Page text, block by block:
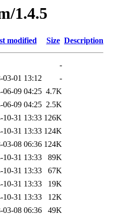
1.4.5
modified Size Description
-
03-01 13:12
-
06-09 04:25 4.7K
06-09 04:25 2.5K
10-31 13:33 126K
10-31 13:33 124K
03-08 06:36 124K
10-31 13:33
89K
10-31 13:33
67K
10-31 13:33
19K
10-31 13:33
12K
03-08 06:36
49K